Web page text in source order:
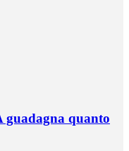
guadagna quanto